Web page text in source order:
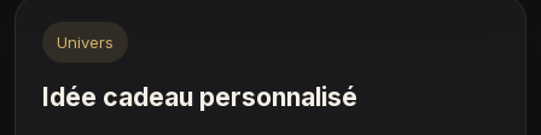
Univers
Idée cadeau personnalisé